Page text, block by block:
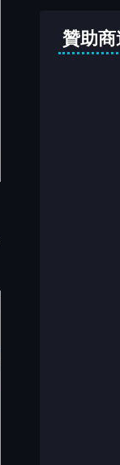
贊助